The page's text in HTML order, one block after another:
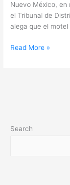
Nuevo México, en
el Tribunal de
alega que el
Read More »
Search